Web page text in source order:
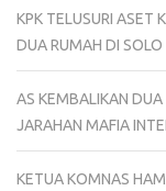
KPK TELUSURI ASET
DUA RUMAH DI
AS KEMBALIKAN
JARAHAN MAFIA
KETUA KOMNAS